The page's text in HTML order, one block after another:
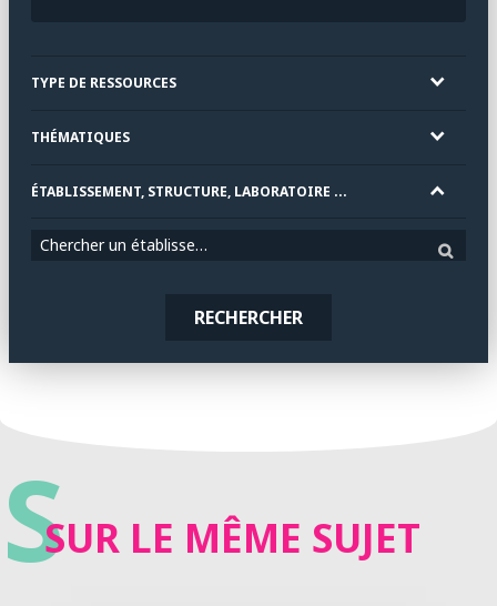
TYPE DE RESSOURCES
THÉMATIQUES
ÉTABLISSEMENT, STRUCTURE, LABORATOIRE ...
Chercher un établissement
RECHERCHER
SSUR LE MÊME SUJET